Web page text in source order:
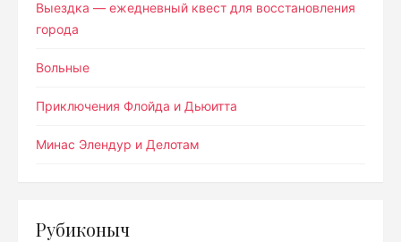
Выездка — ежедневный квест для восстановления
города
Вольные
Приключения Флойда и Дьюитта
Минас Элендур и Делотам
Рубиконыч